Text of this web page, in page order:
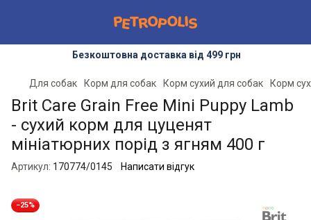
Безкоштовна доставка від 499 грн
Для собак Корм для собак Корм сухий для собак Корм
Brit Care Grain Free Mini Puppy Lamb
- сухий корм для цуценят
мініатюрних порід з ягням 400 г
Артикул: 170774/0145 Написати відгук
−25%